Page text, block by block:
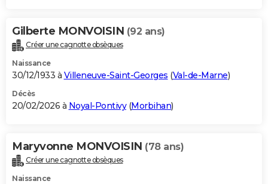
Gilberte MONVOISIN (92 ans)
Créer une cagnotte obsèques
Naissance
30/12/1933 à Villeneuve-Saint-Georges (Val-de-Marne)
Décès
20/02/2026 à Noyal-Pontivy(Morbihan)
Maryvonne MONVOISIN (78 ans)
Créer une cagnotte obsèques
Naissance